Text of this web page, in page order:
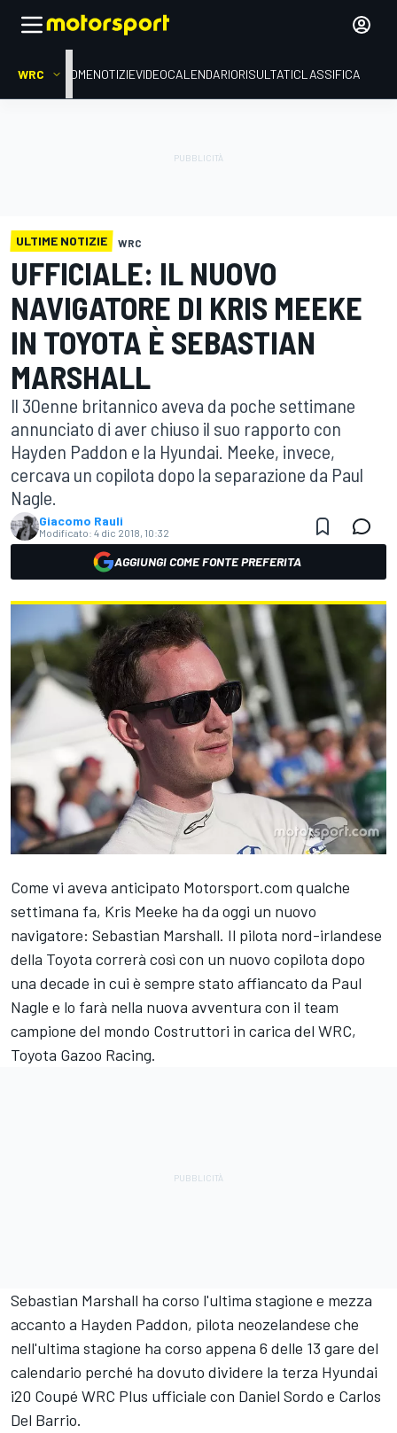
WRC HOMENOTIZIEVIDEOCALENDARIORISULTATICLASSIFICA
ULTIME NOTIZIE WRC
UFFICIALE: IL NUOVO
NAVIGATORE DI KRIS MEEKE
IN TOYOTA È SEBASTIAN
MARSHALL
Il 30enne britannico aveva da poche settimane
annunciato di aver chiuso il suo rapporto con
Hayden Paddon e la Hyundai. Meeke, invece,
cercava un copilota dopo la separazione da Paul
Nagle.
Giacomo Rauli
Modificato: 4 dic 2018, 10:32
AGGIUNGI COME FONTE PREFERITA
Come vi aveva anticipato Motorsport.com qualche
settimana fa, Kris Meeke ha da oggi un nuovo
navigatore: Sebastian Marshall. Il pilota nord-irlandese
della Toyota correrà così con un nuovo copilota dopo
una decade in cui è sempre stato affiancato da Paul
Nagle e lo farà nella nuova avventura con il team
campione del mondo Costruttori in carica del WRC,
Toyota Gazoo Racing.
Sebastian Marshall ha corso l'ultima stagione e mezza
accanto a Hayden Paddon, pilota neozelandese che
nell'ultima stagione ha corso appena 6 delle 13 gare del
calendario perché ha dovuto dividere la terza Hyundai
i20 Coupé WRC Plus ufficiale con Daniel Sordo e Carlos
Del Barrio.